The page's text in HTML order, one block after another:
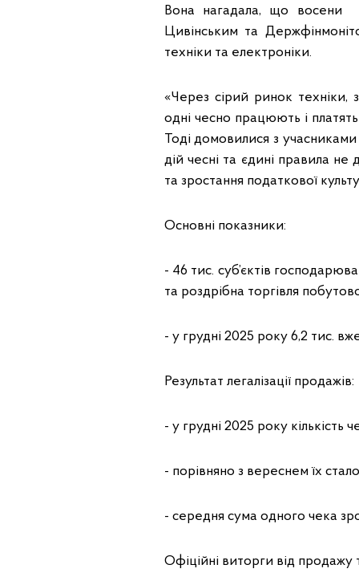
Вона нагадала, що восени
Цивінським та
техніки та електроніки.
«Через сірий ринок техніки,
одні чесно працюють і
Тоді домовилися з
дій чесні та єдині правила
та зростання податкової
Основні показники:
- 46 тис. суб’єктів
та роздрібна торгівля
- у грудні 2025 року 6,2 тис.
Результат легалізації продажів:
- у грудні 2025 року кількість
- порівняно з вереснем їх
- середня сума одного чека
Офіційні виторги від продажу